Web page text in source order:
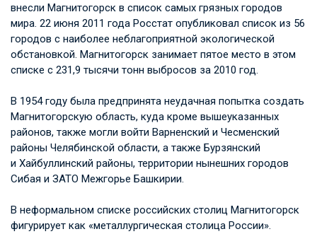
внесли Магнитогорск в список самых грязных городов
мира. 22 июня 2011 года Росстат опубликовал список из 56
городов с наиболее неблагоприятной экологической
обстановкой. Магнитогорск занимает пятое место в этом
списке с 231,9 тысячи тонн выбросов за 2010 год.
В 1954 году была предпринята неудачная попытка создать
Магнитогорскую область, куда кроме вышеуказанных
районов, также могли войти Варненский и Чесменский
районы Челябинской области, а также Бурзянский
и Хайбуллинский районы, территории нынешних городов
Сибая и ЗАТО Межгорье Башкирии.
В неформальном списке российских столиц Магнитогорск
фигурирует как «металлургическая столица России».